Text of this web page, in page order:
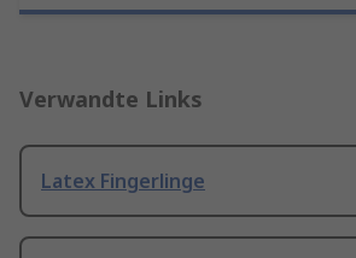
Verwandte Links
Latex Fingerlinge